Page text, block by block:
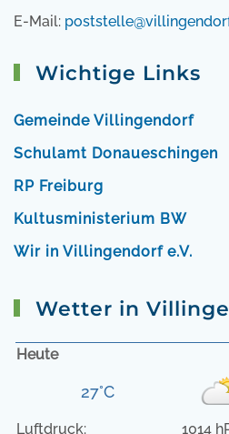
E-Mail:
Wichtige Links
Gemeinde Villingendorf
Schulamt Donaueschingen
RP Freiburg
Kultusministerium BW
Wir in Villingendorf e.V.
Wetter in
Heute
27°C
Luftdruck: 1014